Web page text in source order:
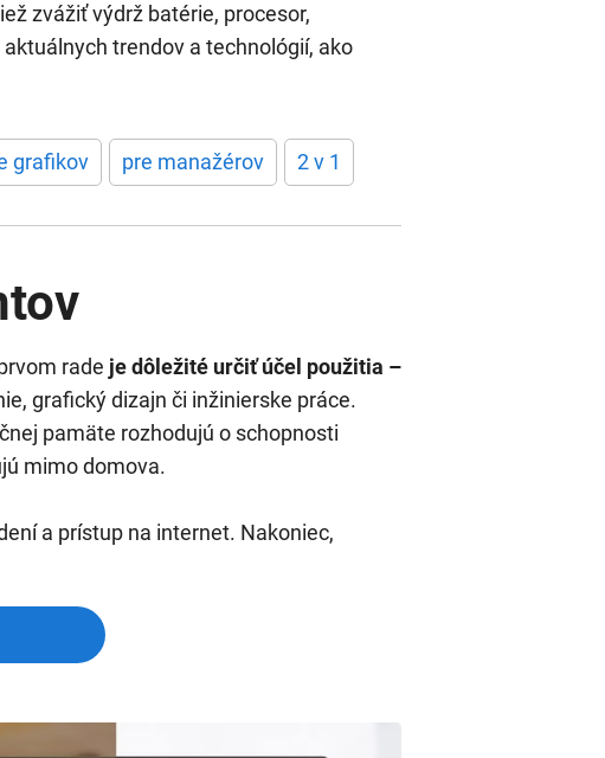
zvážiť výdrž batérie, procesor,
trendov a technológií, ako
grafikov pre manažérov 2 v 1
rade je dôležité určiť účel použitia –
grafický dizajn či inžinierske práce.
pamäte rozhodujú o schopnosti
mimo domova.
a prístup na internet. Nakoniec,